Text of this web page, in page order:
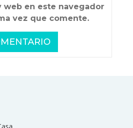
web en este navegador
vez que comente.